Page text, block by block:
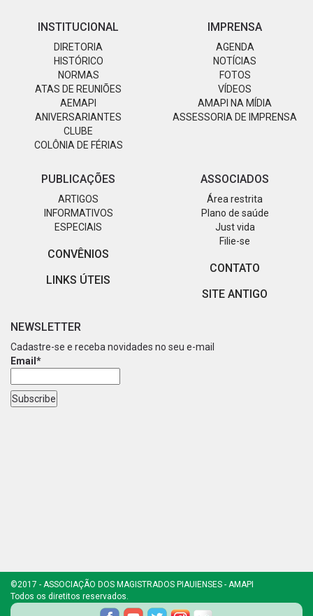
INSTITUCIONAL
DIRETORIA
HISTÓRICO
NORMAS
ATAS DE REUNIÕES
AEMAPI
ANIVERSARIANTES
CLUBE
COLÔNIA DE FÉRIAS
IMPRENSA
AGENDA
NOTÍCIAS
FOTOS
VÍDEOS
AMAPI NA MÍDIA
ASSESSORIA DE IMPRENSA
PUBLICAÇÕES
ARTIGOS
INFORMATIVOS
ESPECIAIS
CONVÊNIOS
LINKS ÚTEIS
ASSOCIADOS
Área restrita
Plano de saúde
Just vida
Filie-se
CONTATO
SITE ANTIGO
NEWSLETTER
Cadastre-se e receba novidades no seu e-mail
Email*
©2017 - ASSOCIAÇÃO DOS MAGISTRADOS PIAUIENSES - AMAPI
Todos os diretitos reservados.